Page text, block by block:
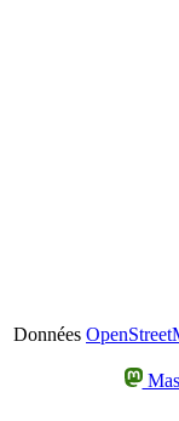
Données